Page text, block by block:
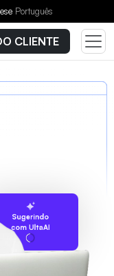
Português
CLIENTE
Sugerindo
com UltaAI